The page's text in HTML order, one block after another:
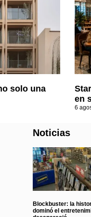
solo una
en
6
Noticias
Blockbuster: la
dominó el